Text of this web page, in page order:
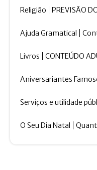
Religião PREVISÃO
Ajuda Gramatical
Livros CONTEÚDO
Aniversariantes
Serviços e utilidade
O Seu Dia Natal